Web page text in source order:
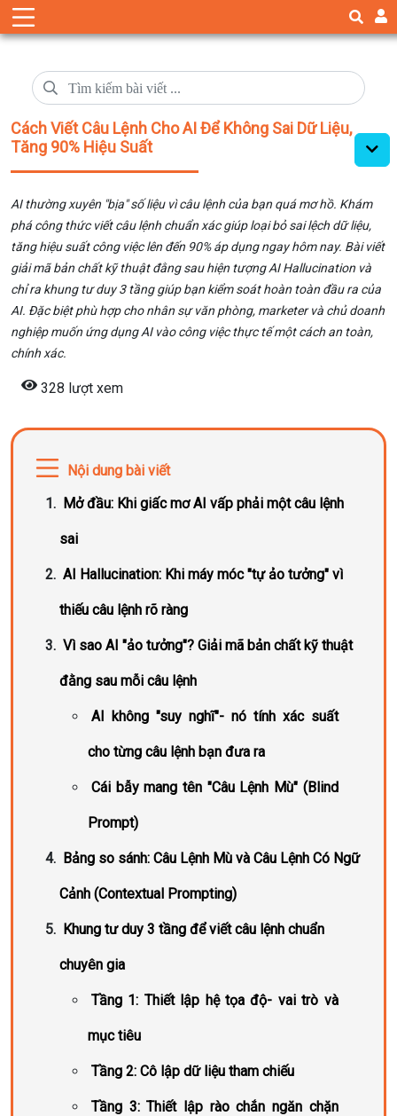
Cách Viết Câu Lệnh Cho AI Để Không Sai Dữ Liệu,
Tăng 90% Hiệu Suất
AI thường xuyên "bịa" số liệu vì câu lệnh của bạn quá mơ hồ. Khám
phá công thức viết câu lệnh chuẩn xác giúp loại bỏ sai lệch dữ liệu,
tăng hiệu suất công việc lên đến 90% áp dụng ngay hôm nay. Bài viết
giải mã bản chất kỹ thuật đằng sau hiện tượng AI Hallucination và
chỉ ra khung tư duy 3 tầng giúp bạn kiểm soát hoàn toàn đầu ra của
AI. Đặc biệt phù hợp cho nhân sự văn phòng, marketer và chủ doanh
nghiệp muốn ứng dụng AI vào công việc thực tế một cách an toàn,
chính xác.
328 lượt xem
Nội dung bài viết
Mở đầu: Khi giấc mơ AI vấp phải một câu lệnh
sai
AI Hallucination: Khi máy móc "tự ảo tưởng" vì
thiếu câu lệnh rõ ràng
Vì sao AI "ảo tưởng"? Giải mã bản chất kỹ thuật
đằng sau mỗi câu lệnh
AI không "suy nghĩ"- nó tính xác suất
cho từng câu lệnh bạn đưa ra
Cái bẫy mang tên "Câu Lệnh Mù" (Blind
Prompt)
Bảng so sánh: Câu Lệnh Mù và Câu Lệnh Có Ngữ
Cảnh (Contextual Prompting)
Khung tư duy 3 tầng để viết câu lệnh chuẩn
chuyên gia
Tầng 1: Thiết lập hệ tọa độ- vai trò và
mục tiêu
Tầng 2: Cô lập dữ liệu tham chiếu
Tầng 3: Thiết lập rào chắn ngăn chặn